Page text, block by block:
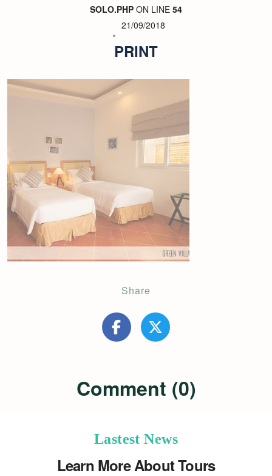
SOLO.PHP ON LINE 54
21/09/2018
PRINT
Share
Comment (0)
Lastest News
Learn More About Tours